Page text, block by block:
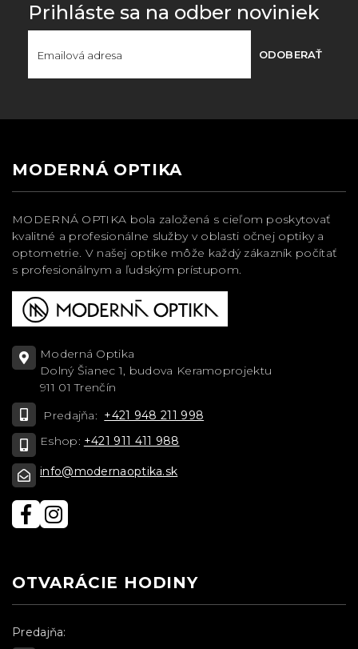
Prihláste sa na odber noviniek
ODOBERAŤ
MODERNÁ OPTIKA
MODERNÁ OPTIKA bola založená s cieľom poskytovať
kvalitné a profesionálne služby v oblasti očnej optiky a
optometrie. V našej optike môže každý zákazník počítať
s profesionálnym a ľudským prístupom.
Moderná Optika
Dolný Šianec 1, budova Keramoprojektu
911 01 Trenčín
Predajňa: +421 948 211 998
Eshop: +421 911 411 988
info@modernaoptika.sk
OTVARÁCIE HODINY
Predajňa: